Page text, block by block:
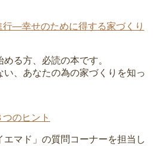
行―幸せのために得する家づくり
る方、必読の本です。
、あなたの為の家づくりを知っ
のヒント
エマド」の質問コーナーを担当し